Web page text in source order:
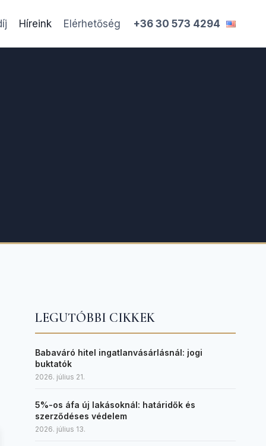
Híreink Elérhetőség +36 30 573 4294
LEGUTÓBBI CIKKEK
Babaváró hitel ingatlanvásárlásnál: jogi
buktatók
2026. július 21.
5%-os áfa új lakásoknál: határidők és
szerződéses védelem
2026. július 13.